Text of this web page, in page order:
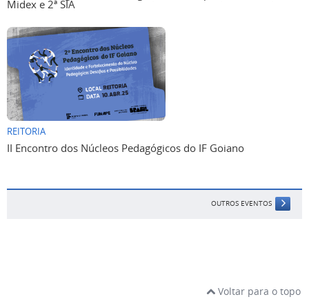
Midex e 2ª SIA
REITORIA
II Encontro dos Núcleos Pedagógicos do IF Goiano
OUTROS EVENTOS
Voltar para o topo